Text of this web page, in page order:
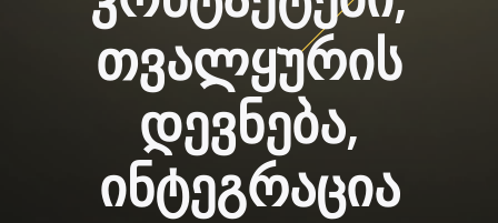
თვალყურის
დევნება,
ინტეგრაცია